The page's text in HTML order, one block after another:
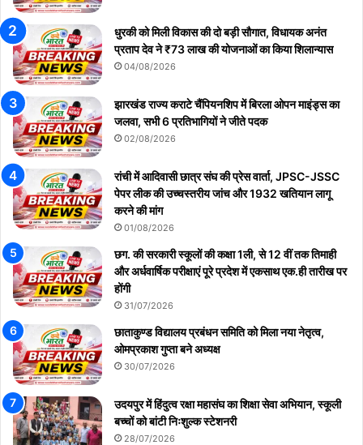
धुरकी को मिली विकास की दो बड़ी सौगात, विधायक अनंत
प्रताप देव ने ₹73 लाख की योजनाओं का किया शिलान्यास
04/08/2026
झारखंड राज्य कराटे चैंपियनशिप में बिरला ओपन माइंड्स का
जलवा, सभी 6 प्रतिभागियों ने जीते पदक
02/08/2026
रांची में आदिवासी छात्र संघ की प्रेस वार्ता, JPSC-JSSC
पेपर लीक की उच्चस्तरीय जांच और 1932 खतियान लागू
करने की मांग
01/08/2026
छग. की सरकारी स्कूलों की कक्षा 1ली, से 12 वीं तक तिमाही
और अर्धवार्षिक परीक्षाएं पूरे प्रदेश में एकसाथ एक.ही तारीख पर
होंगी
31/07/2026
छाताकुण्ड विद्यालय प्रबंधन समिति को मिला नया नेतृत्व,
ओमप्रकाश गुप्ता बने अध्यक्ष
30/07/2026
उदयपुर में हिंदुत्व रक्षा महासंघ का शिक्षा सेवा अभियान, स्कूली
बच्चों को बांटी निःशुल्क स्टेशनरी
28/07/2026